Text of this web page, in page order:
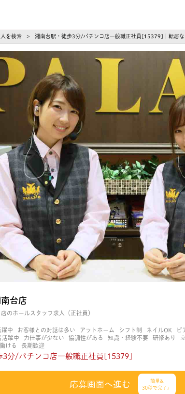
人を検索 > 湘南台駅・徒歩3分/パチンコ店一般職正社員[15379]｜転居
台店
のホールスタッフ求人（正社員）
躍中 お客様との対話は多い アットホーム シフト制 ネイルOK ピ
活躍中 力仕事が少ない 協調性がある 知識・経験不要 研修あり
ける 長期歓迎
3分/パチンコ店一般職正社員[15379]
応募画面へ進む
簡単&
30秒で完了♩